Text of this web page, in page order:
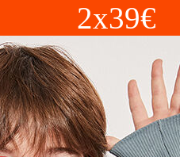
2x39€